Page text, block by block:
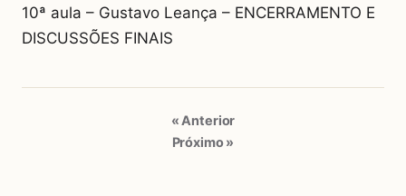
10ª aula – Gustavo Leança – ENCERRAMENTO E
DISCUSSÕES FINAIS
« Anterior
Próximo »